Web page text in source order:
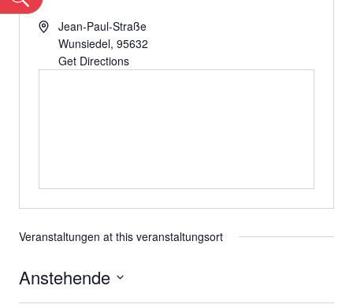
Jean-Paul-Straße
Wunsiedel, 95632
Get Directions
Veranstaltungen at this veranstaltungsort
Anstehende
Datum